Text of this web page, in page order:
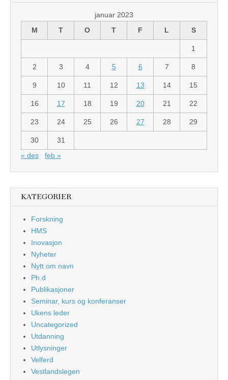
januar 2023
M
T O T F L S
1
2 3 4 5 6 7 8
9 10 11 12 13 14 15
16 17 18 19 20 21 22
23 24 25 26 27 28 29
30
31
« des
feb »
KATEGORIER
Forskning
HMS
Inovasjon
Nyheter
Nytt om navn
Ph.d
Publikasjoner
Seminar, kurs og konferanser
Ukens leder
Uncategorized
Utdanning
Utlysninger
Velferd
Vestlandslegen